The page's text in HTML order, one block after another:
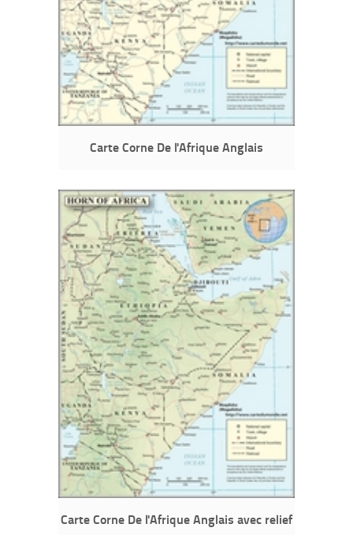
Carte Corne De l'Afrique Anglais
Carte Corne De l'Afrique Anglais avec relief